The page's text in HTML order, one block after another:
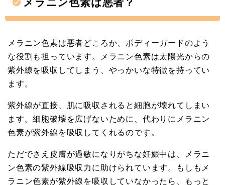
メラニン色素は悪者どころか、ボディーガードのよう
な役割も担っています。メラニン色素は太陽光からの
紫外線を吸収してしまう、やっかいな特徴を持ってい
ます。
紫外線が直接、肌に吸収されると細胞が壊れてしまい
ます。細胞破壊を広げないために、代わりにメラニン
色素が紫外線を吸収してくれるのです。
ただでさえ皮膚が過敏になりがちな妊娠中は、メラニ
ン色素の紫外線吸収力に助けられています。もしもメ
ラニン色素が紫外線を吸収していなかったら、もっと